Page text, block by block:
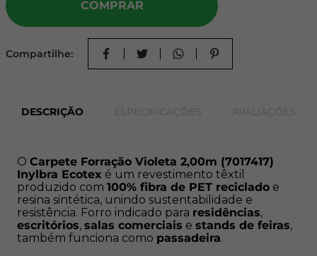
moderado. Sua superfície facilita a limpeza diária e
contribui para isolamento acústico, reduzindo ruídos e
tornando o ambiente mais confortável.
Características do Produto:
Largura:2,00 metros fixos;
Textura: Lisa;
Material:100% Fibra de PET reciclada e resina
sintética;
Espessura:2,2mm;
Formato de venda:Por metro quadrado (1 unidade
= 0,50m x 2,00m).
COMPRAR
Compartilhe:
DESCRIÇÃO
O Carpete Forração Violeta 2,00m (7017417)
Inylbra Ecotex é um revestimento têxtil
produzido com 100% fibra de PET reciclado e
resina sintética, unindo sustentabilidade e
resistência. Forro indicado para residências,
escritórios, salas comerciais e stands de feiras,
também funciona como passadeira.